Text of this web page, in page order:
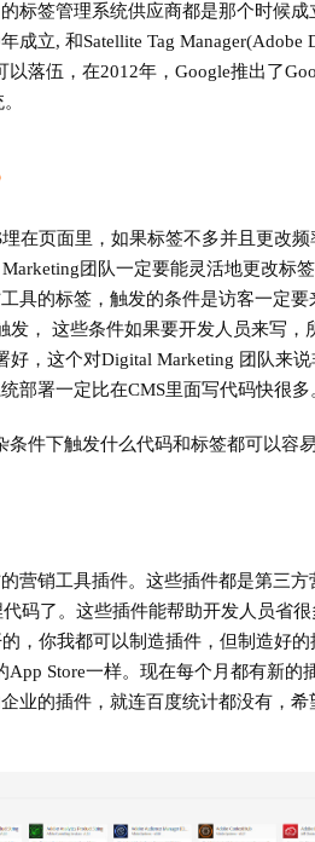
标签管理系统供应商都是那个时候成
成立, 和Satellite Tag Manager(Adobe
落伍，在2012年，Google推出了
在页面里，如果标签不多并且更改
团队一定要能灵活地更改标
具的标签，触发的条件是访客一定要
， 这些条件如果要开发人员来写，
，这个对Digital Marketing 团队来
部署一定比在CMS里面写代码快很多
件下触发什么代码和标签都可以容易
营销工具插件。这些插件都是第三方
码了。这些插件能帮助开发人员省很
，你我都可以制造插件，但制造好
Store一样。现在每个月都有新的
业的插件，就连百度统计都没有，